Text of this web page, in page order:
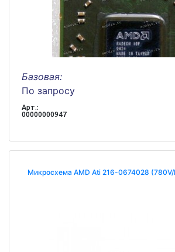
Базовая:
По запросу
Арт.:
00000000947
Микросхема AMD Ati 216-0674028 (780V/